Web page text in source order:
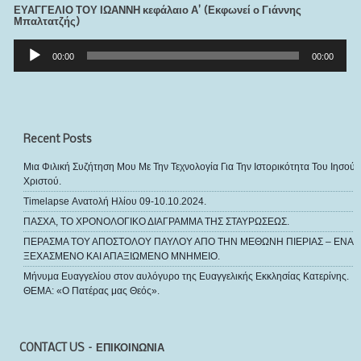
ΕΥΑΓΓΕΛΙΟ ΤΟΥ ΙΩΑΝΝΗ κεφάλαιο Α’ (Εκφωνεί ο Γιάννης
Μπαλτατζής)
Αναπαραγωγής
00:00 00:00
Recent Posts
Μια Φιλική Συζήτηση Μου Με Την Τεχνολογία Για Την Ιστορικότητα Του Ιησού
Χριστού.
Timelapse Ανατολή Ηλίου 09-10.10.2024.
ΠΑΣΧΑ, ΤΟ ΧΡΟΝΟΛΟΓΙΚΟ ΔΙΑΓΡΑΜΜΑ ΤΗΣ ΣΤΑΥΡΩΣΕΩΣ.
ΠΕΡΑΣΜΑ ΤΟΥ ΑΠΟΣΤΟΛΟΥ ΠΑΥΛΟΥ ΑΠΟ ΤΗΝ ΜΕΘΩΝΗ ΠΙΕΡΙΑΣ – ΕΝΑ
ΞΕΧΑΣΜΕΝΟ ΚΑΙ ΑΠΑΞΙΩΜΕΝΟ ΜΝΗΜΕΙΟ.
Μήνυμα Ευαγγελίου στον αυλόγυρο της Ευαγγελικής Εκκλησίας Κατερίνης.
ΘΕΜΑ: «Ο Πατέρας μας Θεός».
CONTACT US – ΕΠΙΚΟΙΝΩΝΙΑ